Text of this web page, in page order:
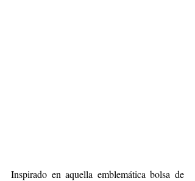
Inspirado en aquella emblemática bolsa de